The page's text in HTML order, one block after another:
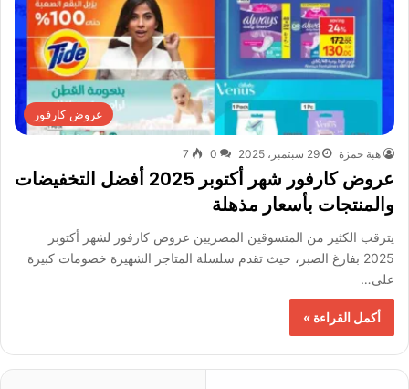
عروض كارفور
هبة حمزة 29 سبتمبر، 2025 0
7
عروض كارفور شهر أكتوبر 2025 أفضل التخفيضات
والمنتجات بأسعار مذهلة
يترقب الكثير من المتسوقين المصريين عروض كارفور لشهر أكتوبر
2025 بفارغ الصبر، حيث تقدم سلسلة المتاجر الشهيرة خصومات كبيرة
على…
أكمل القراءة »